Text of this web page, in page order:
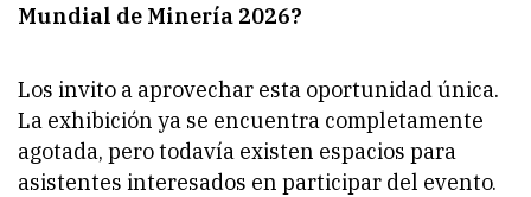
Mundial de Minería 2026?
Los invito a aprovechar esta oportunidad única.
La exhibición ya se encuentra completamente
agotada, pero todavía existen espacios para
asistentes interesados en participar del evento.